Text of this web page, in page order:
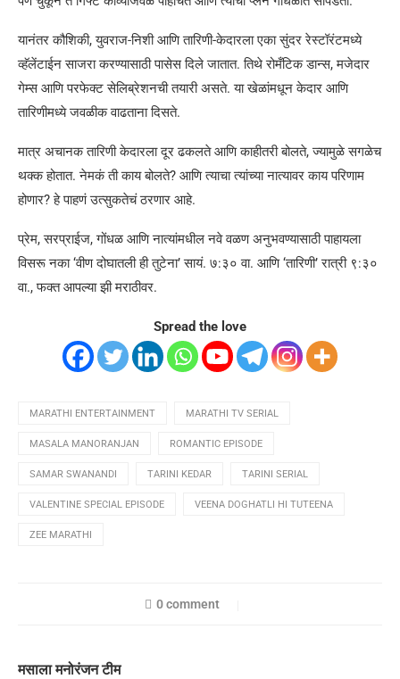
यानंतर कौशिकी, युवराज-निशी आणि तारिणी-केदारला एका सुंदर रेस्टॉरंटमध्ये
व्हॅलेंटाईन साजरा करण्यासाठी पासेस दिले जातात. तिथे रोमँटिक डान्स, मजेदार
गेम्स आणि परफेक्ट सेलिब्रेशनची तयारी असते. या खेळांमधून केदार आणि
तारिणीमध्ये जवळीक वाढताना दिसते.
मात्र अचानक तारिणी केदारला दूर ढकलते आणि काहीतरी बोलते, ज्यामुळे सगळेच
थक्क होतात. नेमकं ती काय बोलते? आणि त्याचा त्यांच्या नात्यावर काय परिणाम
होणार? हे पाहणं उत्सुकतेचं ठरणार आहे.
प्रेम, सरप्राईज, गोंधळ आणि नात्यांमधील नवे वळण अनुभवण्यासाठी पाहायला
विसरू नका ‘वीण दोघातली ही तुटेना’ सायं. ७:३० वा. आणि ‘तारिणी’ रात्री ९:३०
वा., फक्त आपल्या झी मराठीवर.
Spread the love
MARATHI ENTERTAINMENT MARATHI TV SERIAL
MASALA MANORANJAN ROMANTIC EPISODE
SAMAR SWANANDI TARINI KEDAR TARINI SERIAL
VALENTINE SPECIAL EPISODE VEENA DOGHATLI HI TUTEENA
ZEE MARATHI
0 comment
मसाला मनोरंजन टीम